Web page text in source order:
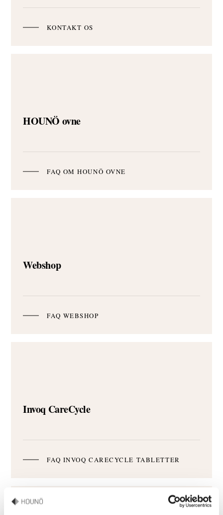
KONTAKT OS
HOUNÖ ovne
FAQ OM HOUNÖ OVNE
Webshop
FAQ WEBSHOP
Invoq CareCycle
FAQ INVOQ CARECYCLE TABLETTER